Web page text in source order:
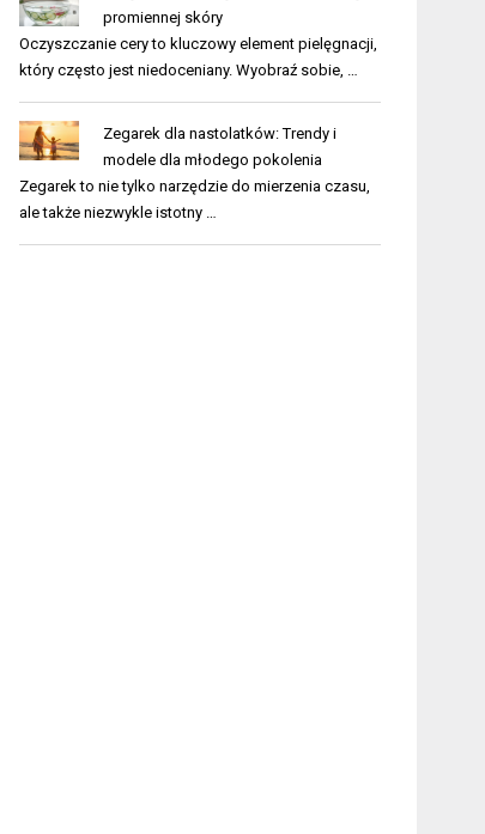
promiennej skóry
Oczyszczanie cery to kluczowy element pielęgnacji,
który często jest niedoceniany. Wyobraź sobie, …
Zegarek dla nastolatków: Trendy i
modele dla młodego pokolenia
Zegarek to nie tylko narzędzie do mierzenia czasu,
ale także niezwykle istotny …